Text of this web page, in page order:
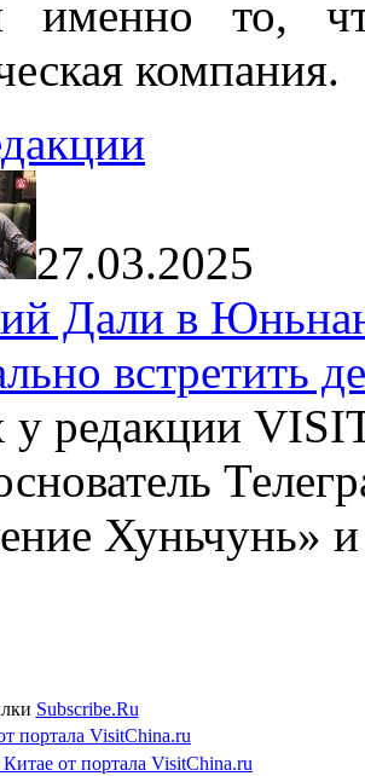
именно то,
компания.
27.03.2025
Дали в
встретить
у редакции
Хуньчунь»
Subscribe.Ru
портала VisitChina.ru
от портала VisitChina.ru